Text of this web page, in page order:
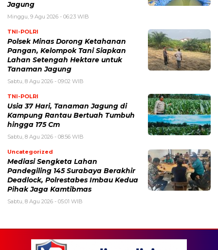
Jagung
Minggu, 9 Agu 2026 - 06:23 WIB
TNI-POLRI
Polsek Minas Dorong Ketahanan
Pangan, Kelompok Tani Siapkan
Lahan Setengah Hektare untuk
Tanaman Jagung
Sabtu, 8 Agu 2026 - 09:02 WIB
TNI-POLRI
Usia 37 Hari, Tanaman Jagung di
Kampung Rantau Bertuah Tumbuh
hingga 175 Cm
Sabtu, 8 Agu 2026 - 08:56 WIB
Uncategorized
Mediasi Sengketa Lahan
Pandegiling 145 Surabaya Berakhir
Deadlock, Polrestabes Imbau Kedua
Pihak Jaga Kamtibmas
Sabtu, 8 Agu 2026 - 05:01 WIB